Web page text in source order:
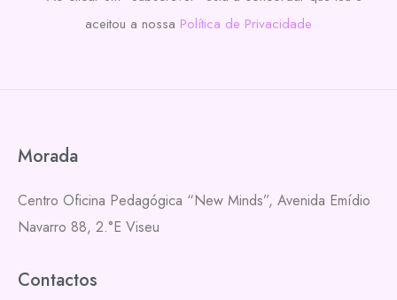
aceitou a nossa Política de Privacidade
Morada
Centro Oficina Pedagógica “New Minds”, Avenida Emídio
Navarro 88, 2.°E Viseu
Contactos